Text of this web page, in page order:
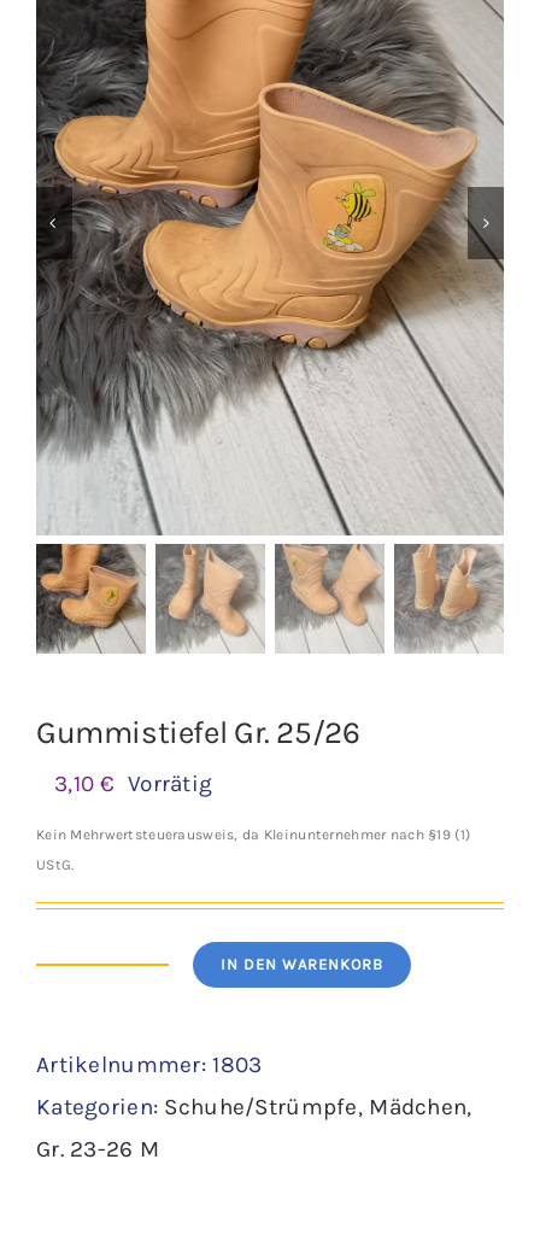
Jungen
Mädchen
Accesoires
Schuhe / Socken
Spielzeug
Babyausstattung
Krims Krams
Gummistiefel Gr. 25/26
3,10€ Vorrätig
Kein Mehrwertsteuerausweis, da Kleinunternehmer nach §19 (1)
UStG.
Gummistiefel
25/26
Menge
IN DEN WARENKORB
Artikelnummer: 1803
Kategorien: Schuhe/Strümpfe, Mädchen,
Gr. 23-26 M